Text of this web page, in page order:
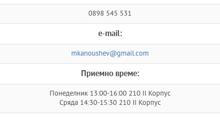
0898 545 531
e-mail:
mkanoushev@gmail.com
Приемно време:
Понеделник 13:00-16:00 210 II Корпус
Сряда 14:30-15:30 210 II Корпус